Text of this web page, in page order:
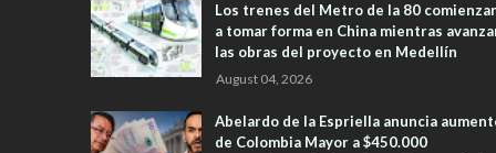
Los trenes del Metro de la 80
a tomar forma en China mientras
las obras del proyecto en Medellín
August 04, 2026
Abelardo de la Espriella anuncia
de Colombia Mayor a $450.000